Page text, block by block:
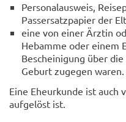
Personalausweis,
Passersatzpapier der
eine von einer Ärztin
Hebamme oder einem
Bescheinigung über
Geburt zugegen waren.
Eine Eheurkunde ist auch
aufgelöst ist.